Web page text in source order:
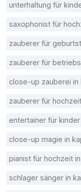
unterhaltung für
saxophonist für
zauberer für
zauberer für
close-up zauberei in
zauberer für
entertainer für
close-up magie in
pianist für hochzeit
schlager sänger in